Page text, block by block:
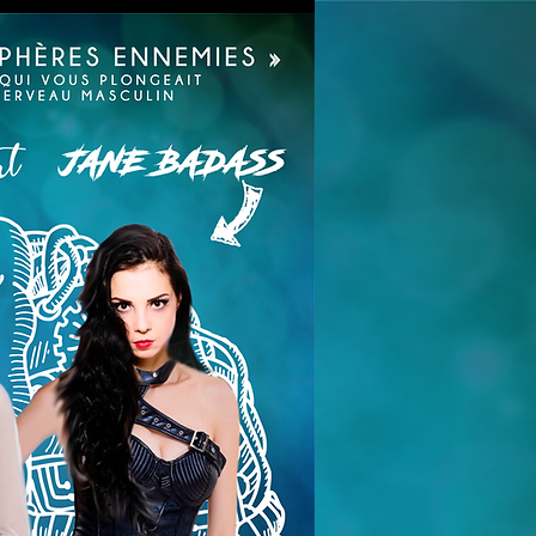
ESPACE PRO CONTACT